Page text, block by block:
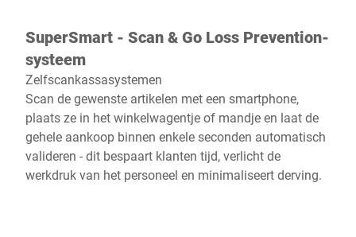
SuperSmart - Scan & Go Loss Prevention-
systeem
Zelfscankassasystemen
Scan de gewenste artikelen met een smartphone,
plaats ze in het winkelwagentje of mandje en laat de
gehele aankoop binnen enkele seconden automatisch
valideren - dit bespaart klanten tijd, verlicht de
werkdruk van het personeel en minimaliseert derving.